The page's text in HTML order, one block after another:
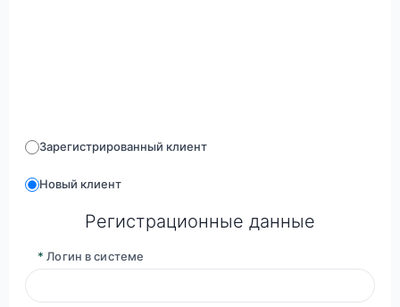
Зарегистрированный клиент
Новый клиент
Регистрационные данные
* Логин в системе